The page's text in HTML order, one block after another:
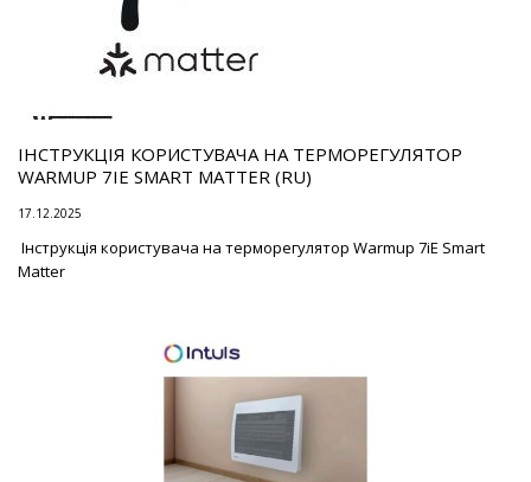
ІНСТРУКЦІЯ КОРИСТУВАЧА НА ТЕРМОРЕГУЛЯТОР
WARMUP 7IE SMART MATTER (RU)
17.12.2025
Інструкція користувача на терморегулятор Warmup 7iE Smart
Matter